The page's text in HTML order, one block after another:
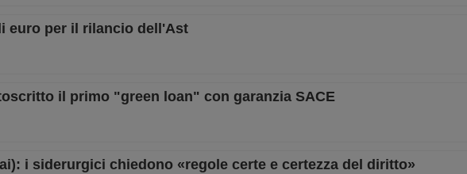
euro per il rilancio dell'Ast
il primo "green loan" con garanzia SACE
i siderurgici chiedono «regole certe e certezza del diritto»